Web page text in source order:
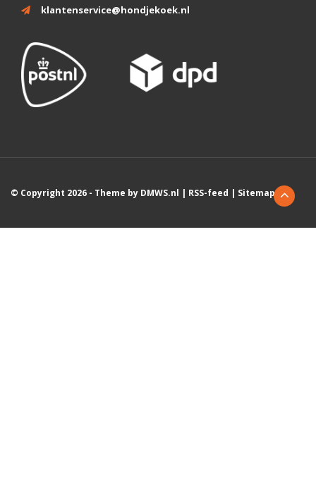
klantenservice@hondjekoek.nl
© Copyright 2026 - Theme by DMWS.nl | RSS-feed | Sitemap